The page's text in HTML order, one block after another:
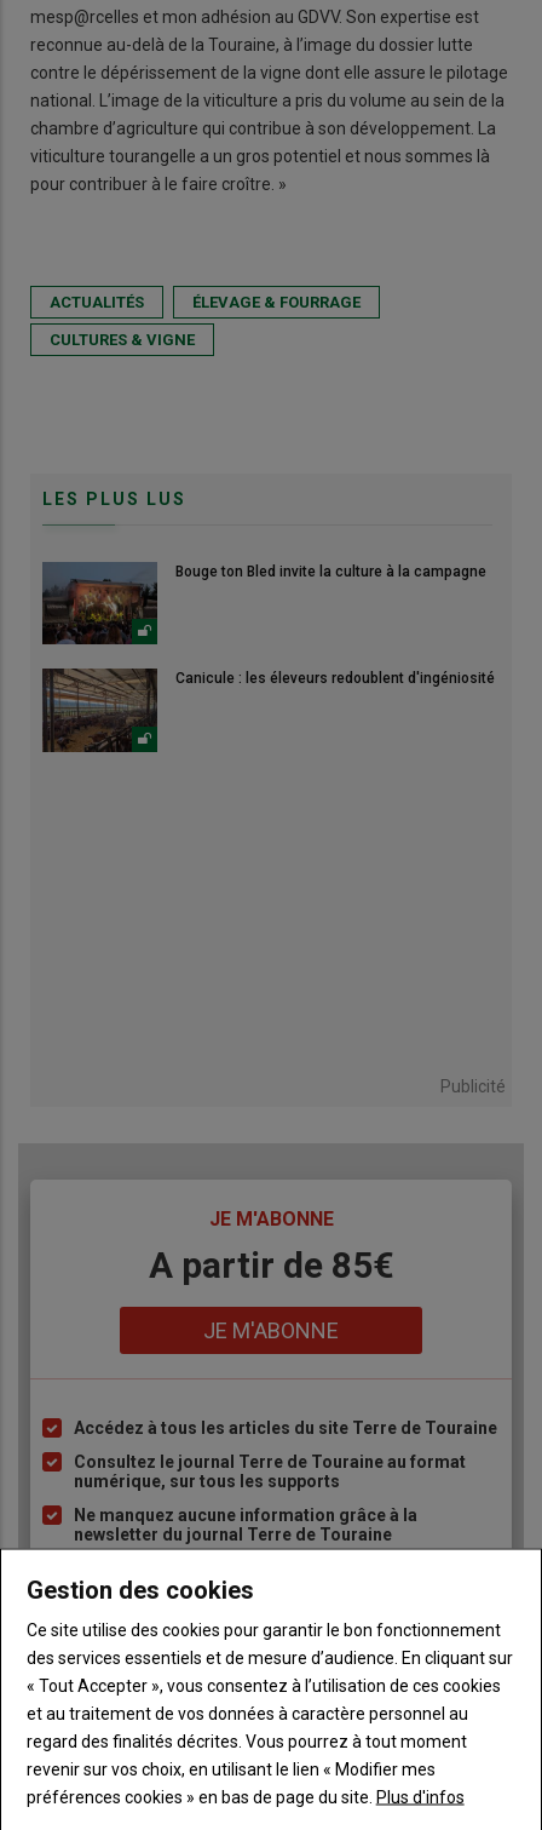
mesp@rcelles et mon adhésion au GDVV. Son expertise est
reconnue au-delà de la Touraine, à l’image du dossier lutte
contre le dépérissement de la vigne dont elle assure le pilotage
national. L’image de la viticulture a pris du volume au sein de la
chambre d’agriculture qui contribue à son développement. La
viticulture tourangelle a un gros potentiel et nous sommes là
pour contribuer à le faire croître. »
ACTUALITÉS ÉLEVAGE & FOURRAGE
CULTURES & VIGNE
LES PLUS LUS
Bouge ton Bled invite la culture à la campagne
Canicule : les éleveurs redoublent d'ingéniosité
Publicité
JE M'ABONNE
A partir de 85€
JE M'ABONNE
Liste
à
puce
Accédez à tous les articles du site Terre de Touraine
Consultez le journal Terre de Touraine au format
numérique, sur tous les supports
Ne manquez aucune information grâce à la
newsletter du journal Terre de Touraine
Sous-
titre
Vous êtes abonné(e)
TITRE IDENTIFIEZ-VOUS
Body
Connectez-vous à votre compte pour profiter
Gestion des cookies
Ce site utilise des cookies pour garantir le bon fonctionnement
des services essentiels et de mesure d’audience. En cliquant sur
« Tout Accepter », vous consentez à l’utilisation de ces cookies
et au traitement de vos données à caractère personnel au
regard des finalités décrites. Vous pourrez à tout moment
revenir sur vos choix, en utilisant le lien « Modifier mes
préférences cookies » en bas de page du site. Plus d'infos